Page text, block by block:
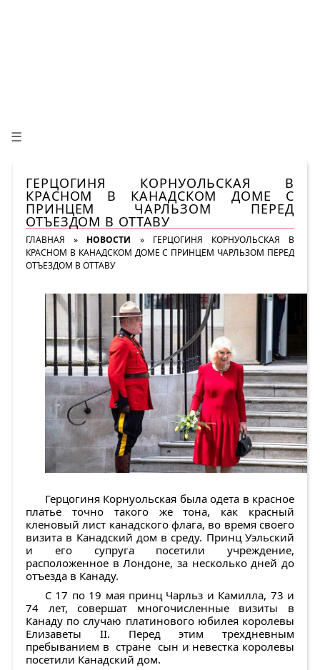
☰
ГЕРЦОГИНЯ КОРНУОЛЬСКАЯ В
КРАСНОМ В КАНАДСКОМ ДОМЕ С
ПРИНЦЕМ ЧАРЛЬЗОМ ПЕРЕД
ОТЪЕЗДОМ В ОТТАВУ
ГЛАВНАЯ » НОВОСТИ » ГЕРЦОГИНЯ КОРНУОЛЬСКАЯ В
КРАСНОМ В КАНАДСКОМ ДОМЕ С ПРИНЦЕМ ЧАРЛЬЗОМ ПЕРЕД
ОТЪЕЗДОМ В ОТТАВУ
Герцогиня Корнуольская была одета в красное
платье точно такого же тона, как красный
кленовый лист канадского флага, во время своего
визита в Канадский дом в среду. Принц Уэльский
и его супруга посетили учреждение,
расположенное в Лондоне, за несколько дней до
отъезда в Канаду.
С 17 по 19 мая принц Чарльз и Камилла, 73 и
74 лет, совершат многочисленные визиты в
Канаду по случаю платинового юбилея королевы
Елизаветы II. Перед этим трехдневным
пребыванием в стране сын и невестка королевы
посетили Канадский дом.